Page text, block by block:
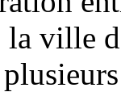
ville